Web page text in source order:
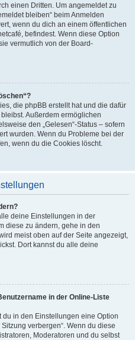
einen Dritten. Um angemeldet zu
bleiben“ beim Anmelden
wenn du dich an einem öffentlichen
befindest. Wenn diese Option
vermutlich von der Board-
die phpBB erstellt hat und die dafür
Außerdem ermöglichen
den „Gelesen“-Status – sofern
wurden. Wenn du Probleme bei der
wenn du die Cookies löscht.
deine Einstellungen in der
diese zu ändern, gehe in den
meist oben auf der Seite angezeigt,
Dort kannst du alle deine
in der Online-Liste
in den Einstellungen eine Option
verbergen“. Wenn du diese
Moderatoren und du selbst